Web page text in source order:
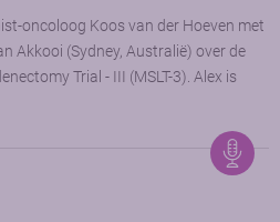
oncoloog Koos van der Hoeven met
Akkooi (Sydney, Australië) over de
Trial - III (MSLT-3). Alex is